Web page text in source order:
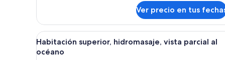
de
lujo,
acceso
a
Ver precio en tus
Ver
todas
Una habitación de hotel
15
Habitación superior, hidromasaje, vista parcial al
océano